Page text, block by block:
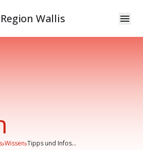
Region Wallis
›Wissen›Tipps und Infos...